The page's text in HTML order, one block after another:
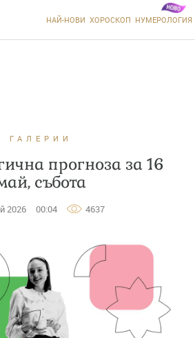
НАЙ-НОВИ ХОРОСКОП НУМЕРОЛОГИЯ
ГАЛЕРИИ
прогноза за 16
събота
2026 00:04 4637